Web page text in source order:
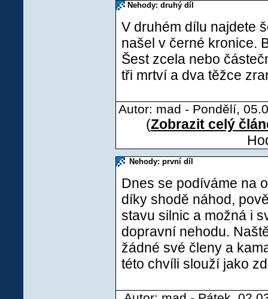
Nehody: druhý díl
V druhém dílu najdete
našel v černé kronice.
Šest zcela nebo
tři mrtví a dva těžce
Autor: mad - Pondělí,
(Zobrazit celý
Nehody: první díl
Dnes se podíváme na
díky shodě náhod,
stavu silnic a možná i
dopravní nehodu.
žádné své členy a
této chvíli slouží jako